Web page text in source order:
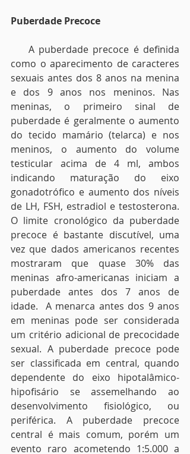
Puberdade Precoce
A puberdade precoce é definida
como o aparecimento de caracteres
sexuais antes dos 8 anos na menina
e dos 9 anos nos meninos. Nas
meninas, o primeiro sinal de
puberdade é geralmente o aumento
do tecido mamário (telarca) e nos
meninos, o aumento do volume
testicular acima de 4 ml, ambos
indicando maturação do eixo
gonadotrófico e aumento dos níveis
de LH, FSH, estradiol e testosterona.
O limite cronológico da puberdade
precoce é bastante discutível, uma
vez que dados americanos recentes
mostraram que quase 30% das
meninas afro-americanas iniciam a
puberdade antes dos 7 anos de
idade.  A menarca antes dos 9 anos
em meninas pode ser considerada
um critério adicional de precocidade
sexual. A puberdade precoce pode
ser classificada em central, quando
dependente do eixo hipotalâmico-
hipofisário se assemelhando ao
desenvolvimento fisiológico, ou
periférica. A puberdade precoce
central é mais comum, porém um
evento raro acometendo 1:5.000 a